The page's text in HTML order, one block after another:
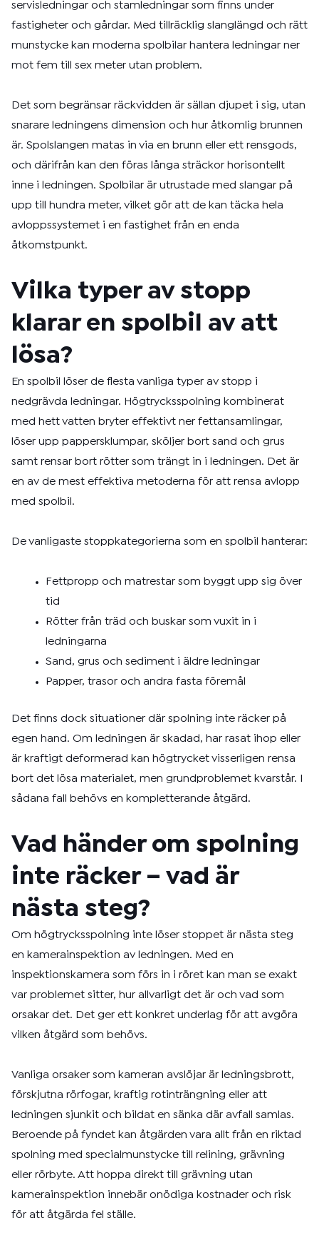
servisledningar och stamledningar som finns under
fastigheter och gårdar. Med tillräcklig slanglängd och rätt
munstycke kan moderna spolbilar hantera ledningar ner
mot fem till sex meter utan problem.
Det som begränsar räckvidden är sällan djupet i sig, utan
snarare ledningens dimension och hur åtkomlig brunnen
är. Spolslangen matas in via en brunn eller ett rensgods,
och därifrån kan den föras långa sträckor horisontellt
inne i ledningen. Spolbilar är utrustade med slangar på
upp till hundra meter, vilket gör att de kan täcka hela
avloppssystemet i en fastighet från en enda
åtkomstpunkt.
Vilka typer av stopp
klarar en spolbil av att
lösa?
En spolbil löser de flesta vanliga typer av stopp i
nedgrävda ledningar. Högtrycksspolning kombinerat
med hett vatten bryter effektivt ner fettansamlingar,
löser upp pappersklumpar, sköljer bort sand och grus
samt rensar bort rötter som trängt in i ledningen. Det är
en av de mest effektiva metoderna för att rensa avlopp
med spolbil.
De vanligaste stoppkategorierna som en spolbil hanterar:
Fettpropp och matrestar som byggt upp sig över
tid
Rötter från träd och buskar som vuxit in i
ledningarna
Sand, grus och sediment i äldre ledningar
Papper, trasor och andra fasta föremål
Det finns dock situationer där spolning inte räcker på
egen hand. Om ledningen är skadad, har rasat ihop eller
är kraftigt deformerad kan högtrycket visserligen rensa
bort det lösa materialet, men grundproblemet kvarstår. I
sådana fall behövs en kompletterande åtgärd.
Vad händer om spolning
inte räcker – vad är
nästa steg?
Om högtrycksspolning inte löser stoppet är nästa steg
en kamerainspektion av ledningen. Med en
inspektionskamera som förs in i röret kan man se exakt
var problemet sitter, hur allvarligt det är och vad som
orsakar det. Det ger ett konkret underlag för att avgöra
vilken åtgärd som behövs.
Vanliga orsaker som kameran avslöjar är ledningsbrott,
förskjutna rörfogar, kraftig rotinträngning eller att
ledningen sjunkit och bildat en sänka där avfall samlas.
Beroende på fyndet kan åtgärden vara allt från en riktad
spolning med specialmunstycke till relining, grävning
eller rörbyte. Att hoppa direkt till grävning utan
kamerainspektion innebär onödiga kostnader och risk
för att åtgärda fel ställe.